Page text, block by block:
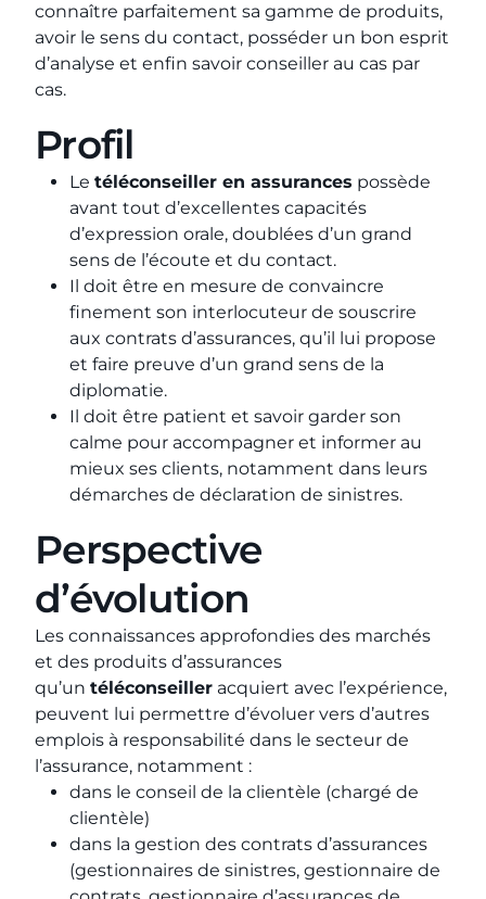
connaître parfaitement sa gamme de produits,
avoir le sens du contact, posséder un bon esprit
d’analyse et enfin savoir conseiller au cas par
cas.
Profil
Le téléconseiller en assurances possède
avant tout d’excellentes capacités
d’expression orale, doublées d’un grand
sens de l’écoute et du contact.
Il doit être en mesure de convaincre
finement son interlocuteur de souscrire
aux contrats d’assurances, qu’il lui propose
et faire preuve d’un grand sens de la
diplomatie.
Il doit être patient et savoir garder son
calme pour accompagner et informer au
mieux ses clients, notamment dans leurs
démarches de déclaration de sinistres.
Perspective
d’évolution
Les connaissances approfondies des marchés
et des produits d’assurances
qu’un téléconseiller acquiert avec l’expérience,
peuvent lui permettre d’évoluer vers d’autres
emplois à responsabilité dans le secteur de
l’assurance, notamment :
dans le conseil de la clientèle (chargé de
clientèle)
dans la gestion des contrats d’assurances
(gestionnaires de sinistres, gestionnaire de